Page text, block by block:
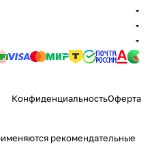
КонфиденциальностьОферта
рекомендательные